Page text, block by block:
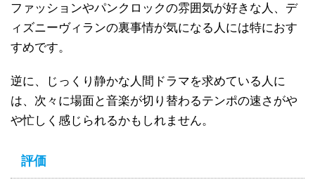
ファッションやパンクロックの雰囲気が好きな人、デ
ィズニーヴィランの裏事情が気になる人には特におす
すめです。
逆に、じっくり静かな人間ドラマを求めている人に
は、次々に場面と音楽が切り替わるテンポの速さがや
や忙しく感じられるかもしれません。
評価